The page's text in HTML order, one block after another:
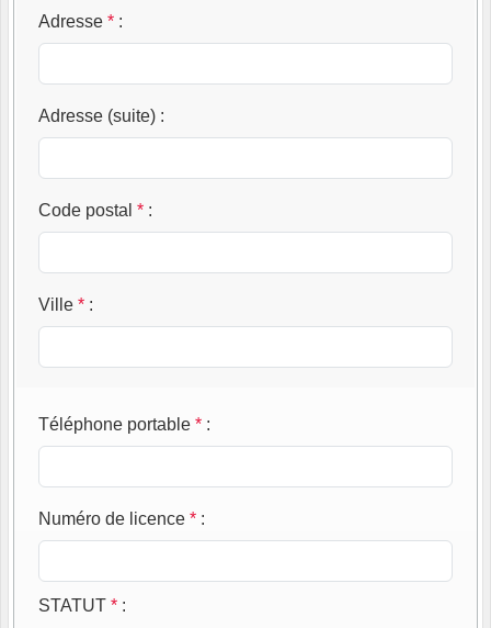
Adresse * :
Adresse (suite) :
Code postal * :
Ville * :
Téléphone portable * :
Numéro de licence * :
STATUT * :